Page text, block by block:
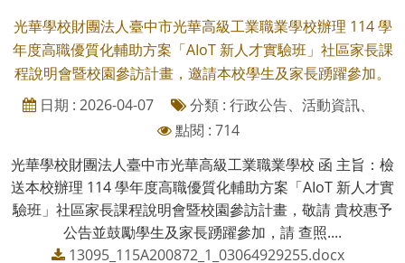
光華學校財團法人臺中市光華高級工業職業學校辦理 114 學
年度高職優質化輔助方案「AIoT 新人才實驗班」社區家長課
程說明會暨校園參訪計畫，邀請本校學生及家長踴躍參加。
日期 : 2026-04-07
分類 : 行政公告、活動資訊、
點閱 : 714
光華學校財團法人臺中市光華高級工業職業學校 函 主旨：檢
送本校辦理 114 學年度高職優質化輔助方案「AIoT 新人才實
驗班」社區家長課程說明會暨校園參訪計畫，敬請 貴校惠予
公告並鼓勵學生及家長踴躍參加，請 查照....
13095_115A200872_1_03064929255.docx